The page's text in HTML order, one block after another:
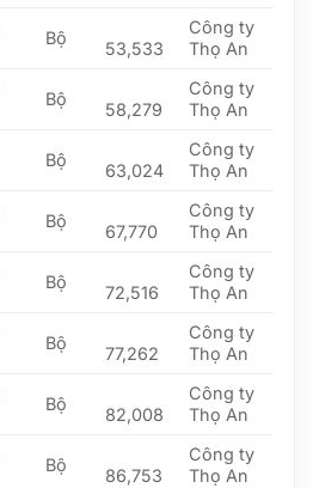
Bộ
53,533
Công ty
Thọ An
Bộ
58,279
Công ty
Thọ An
Bộ
63,024
Công ty
Thọ An
Bộ
67,770
Công ty
Thọ An
Bộ
72,516
Công ty
Thọ An
Bộ
77,262
Công ty
Thọ An
Bộ
82,008
Công ty
Thọ An
Bộ
86,753
Công ty
Thọ An